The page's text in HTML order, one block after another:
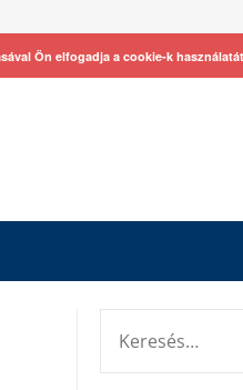
Ön elfogadja a cookie-k használatát